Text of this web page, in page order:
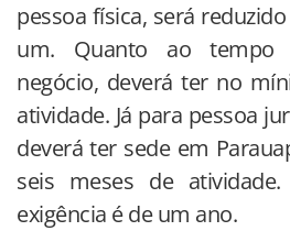
pessoa física, será
um. Quanto ao tempo
negócio, deverá ter no
atividade. Já para pessoa
deverá ter sede em
seis meses de
exigência é de um ano.